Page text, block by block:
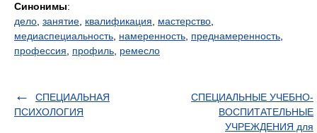
Синонимы:
дело занятие квалификация мастерство
медиаспециальность намеренность преднамеренность
профессия
профиль ремесло
СПЕЦИАЛЬНАЯ
ПСИХОЛОГИЯ
СПЕЦИАЛЬНЫЕ УЧЕБНО-
ВОСПИТАТЕЛЬНЫЕ
УЧРЕЖДЕНИЯ для